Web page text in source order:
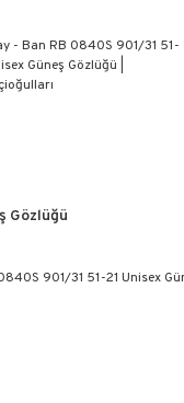
ORİJİNAL ÜRÜN GARANTİSİ
SİTESİNE ÖZEL FİYATLAR
FIRSATLAR
Gözlüğü